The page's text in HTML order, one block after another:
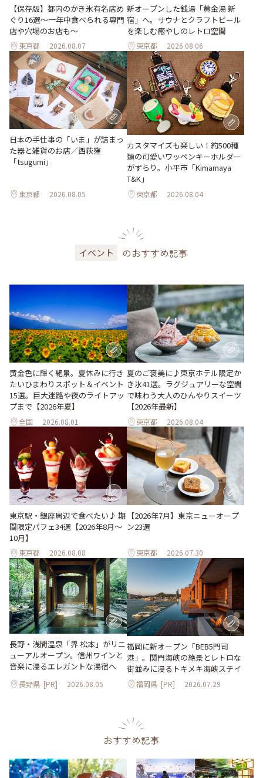
【保存版】都内のかき氷有名店め
ぐり16選～一年中食べられる専門
店や穴場のお店も～
東京都 2026.08.07
新オープンした銭湯「黄金湯 新
宿」へ。サウナとクラフトビール
を楽しむ癒やしのレトロ空間
東京都 2026.08.06
日本の手仕事の「いま」が詰まっ
た器と雑貨のお店／西荻窪
「tsugumi」
東京都 2026.08.05
カスタマイズも楽しい！約500種
類の可愛いワッペンキーホルダー
がずらり。小平市「Kimamaya
T&K」
東京都 2026.08.04
イベント のおすすめ記事
黄金色に輝く絶景。夏休みに行き
たいひまわりスポット＆イベント
15選。巨大迷路や夜のライトアッ
プまで【2026年夏】
全国 2026.08.01
夏のご褒美に♪東京ホテル限定か
き氷41選。ラグジュアリーな空間
で味わう大人のひんやりスイーツ
【2026年最新】
東京都 2026.08.04
東京駅・銀座周辺で食べたい♪ 期
間限定パフェ34選【2026年8月～
10月】
東京都 2026.08.08
【2026年7月】東京ニューオープ
ン23選
東京都 2026.07.30
長野・浅間温泉「界 松本」がリニ
ューアルオープン。信州ワインと
音楽に浸るエレガントな湯宿へ
長野県 [PR] 2026.08.05
福岡に新オープン「BEB5門司
港」。関門海峡の絶景とレトロな
街並みに浸るトキメキ海峡ステイ
福岡県 [PR] 2026.07.29
おすすめ記事